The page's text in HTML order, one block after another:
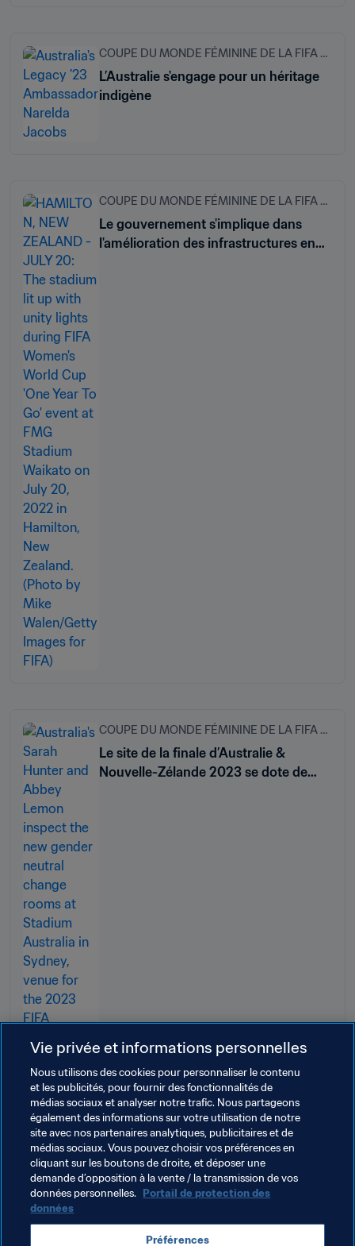
COUPE DU MONDE FÉMININE DE LA FIFA 2023
L’Australie s'engage pour un héritage
indigène
COUPE DU MONDE FÉMININE DE LA FIFA 2023
Le gouvernement s'implique dans
l'amélioration des infrastructures en
COUPE DU MONDE FÉMININE DE LA FIFA 2023
Le site de la finale d’Australie &
Nouvelle-Zélande 2023 se dote de
Thèmes en lien
Organisation
Coupe du Monde Féminine de la FIFA 2023
Vie privée et informations personnelles
Nous utilisons des cookies pour personnaliser le contenu
et les publicités, pour fournir des fonctionnalités de
médias sociaux et analyser notre trafic. Nous partageons
également des informations sur votre utilisation de notre
site avec nos partenaires analytiques, publicitaires et de
médias sociaux. Vous pouvez choisir vos préférences en
cliquant sur les boutons de droite, et déposer une
demande d’opposition à la vente / la transmission de vos
données personnelles. Portail de protection des
données
Préférences